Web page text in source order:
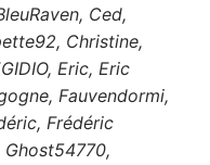
Ced,
Christine,
Eric, Eric
Fauvendormi,
Frédéric
Ghost54770,